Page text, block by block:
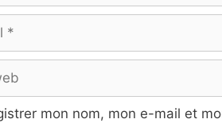
mon nom, mon e-mail et